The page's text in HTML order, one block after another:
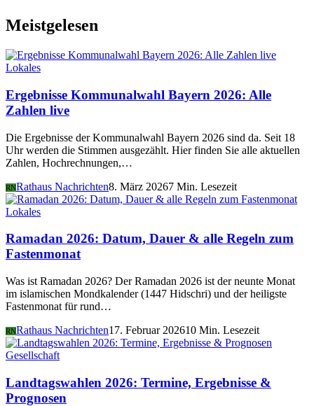
Meistgelesen
Lokales
Ergebnisse Kommunalwahl Bayern 2026: Alle
Zahlen live
Die Ergebnisse der Kommunalwahl Bayern 2026 sind da. Seit 18
Uhr werden die Stimmen ausgezählt. Hier finden Sie alle aktuellen
Zahlen, Hochrechnungen,…
RNRathaus Nachrichten8. März 20267 Min. Lesezeit
Lokales
Ramadan 2026: Datum, Dauer & alle Regeln zum
Fastenmonat
Was ist Ramadan 2026? Der Ramadan 2026 ist der neunte Monat
im islamischen Mondkalender (1447 Hidschri) und der heiligste
Fastenmonat für rund…
RNRathaus Nachrichten17. Februar 202610 Min. Lesezeit
Gesellschaft
Landtagswahlen 2026: Termine, Ergebnisse &
Prognosen